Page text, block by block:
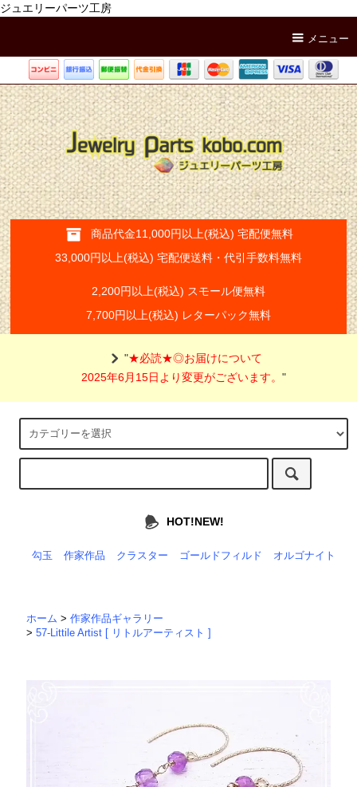
ジュエリーパーツ工房
メニュー
商品代金11,000円以上(税込) 宅配便無料
33,000円以上(税込) 宅配便送料・代引手数料無料
2,200円以上(税込) スモール便無料
7,700円以上(税込) レターパック無料
"★必読★◎お届けについて
2025年6月15日より変更がございます。"
HOT!NEW!
勾玉 作家作品 クラスター ゴールドフィルド オルゴナイト
ホーム >作家作品ギャラリー
>57-Littile Artist [ リトルアーティスト ]